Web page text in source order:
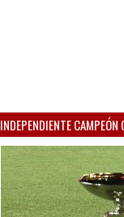
INDEPENDIENTE